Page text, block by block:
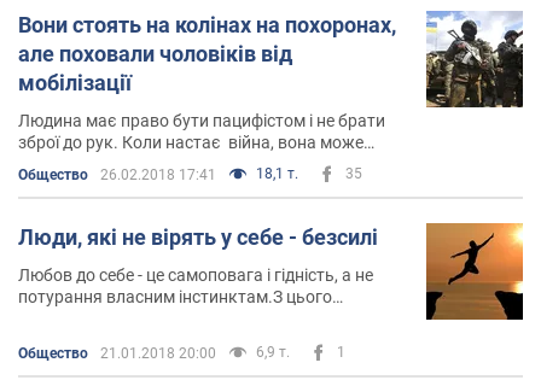
Вони стоять на колінах на похоронах,
але поховали чоловіків від
мобілізації
Людина має право бути пацифістом і не брати
зброї до рук. Коли настає війна, вона може
стати санітаром, допомагати сиротам і вдовам,
молитись, урешт
Общество 26.02.2018 17:41 18,1 т. 35
Люди, які не вірять у себе - безсилі
Любов до себе - це самоповага і гідність, а не
потурання власним інстинктам.З цього
Общество 21.01.2018 20:00 6,9 т. 1